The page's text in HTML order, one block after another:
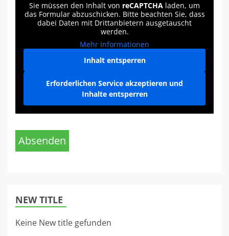
Sie müssen den Inhalt von reCAPTCHA laden, um
das Formular abzuschicken. Bitte beachten Sie, dass
dabei Daten mit Drittanbietern ausgetauscht
werden.
Mehr Informationen
Inhalt entsperren
Erforderlichen Service akzeptieren und
Inhalte entsperren
Absenden
NEW TITLE
Keine New title gefunden